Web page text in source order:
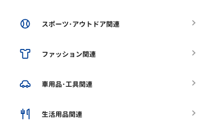
スポーツ･アウトドア関連
ファッション関連
車用品･工具関連
生活用品関連